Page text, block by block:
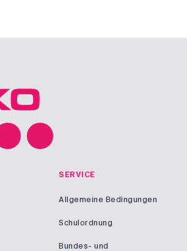
SERVICE
Allgemeine Bedingungen
Schulordnung
Bundes- und